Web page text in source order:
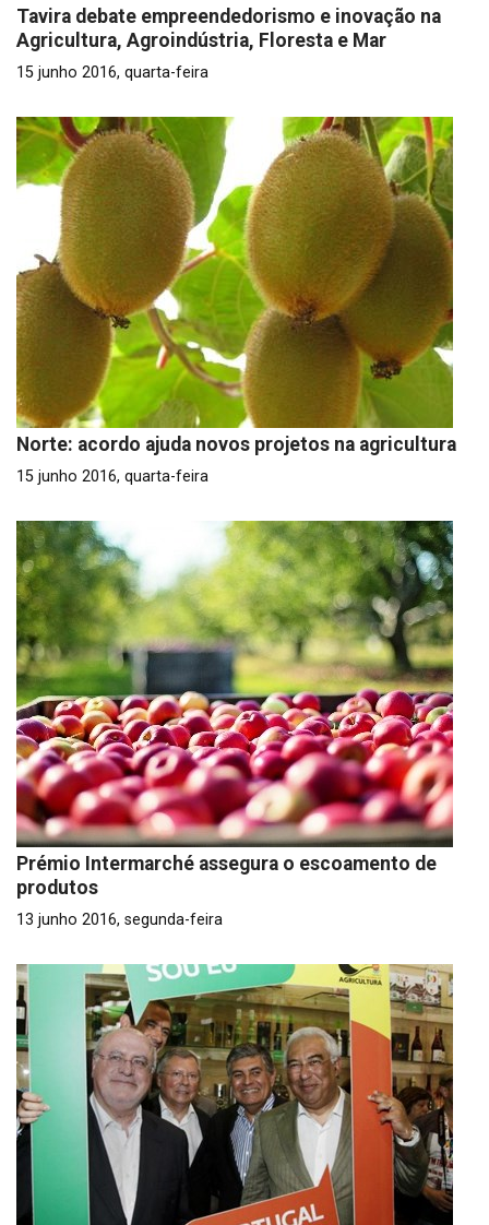
Tavira debate empreendedorismo e inovação na
Agricultura, Agroindústria, Floresta e Mar
15 junho 2016, quarta-feira
Norte: acordo ajuda novos projetos na agricultura
15 junho 2016, quarta-feira
Prémio Intermarché assegura o escoamento de
produtos
13 junho 2016, segunda-feira